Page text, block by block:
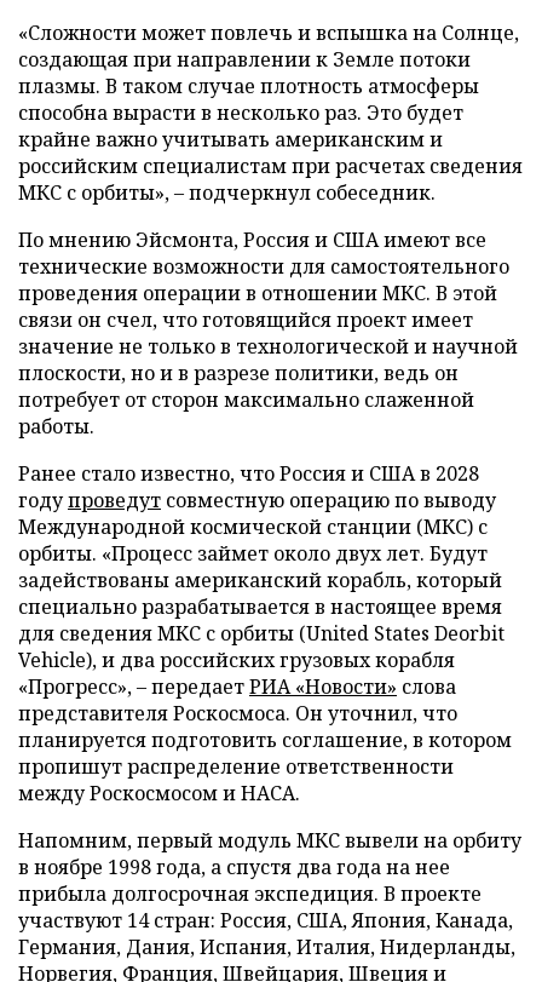
«Сложности может повлечь и вспышка на Солнце,
создающая при направлении к Земле потоки
плазмы. В таком случае плотность атмосферы
способна вырасти в несколько раз. Это будет
крайне важно учитывать американским и
российским специалистам при расчетах сведения
МКС с орбиты», – подчеркнул собеседник.
По мнению Эйсмонта, Россия и США имеют все
технические возможности для самостоятельного
проведения операции в отношении МКС. В этой
связи он счел, что готовящийся проект имеет
значение не только в технологической и научной
плоскости, но и в разрезе политики, ведь он
потребует от сторон максимально слаженной
работы.
Ранее стало известно, что Россия и США в 2028
годупроведут совместную операцию по выводу
Международной космической станции (МКС) с
орбиты. «Процесс займет около двух лет. Будут
задействованы американский корабль, который
специально разрабатывается в настоящее время
для сведения МКС с орбиты (United States Deorbit
Vehicle), и два российских грузовых корабля
«Прогресс», – передаетРИА «Новости» слова
представителя Роскосмоса. Он уточнил, что
планируется подготовить соглашение, в котором
пропишут распределение ответственности
между Роскосмосом и НАСА.
Напомним, первый модуль МКС вывели на орбиту
в ноябре 1998 года, а спустя два года на нее
прибыла долгосрочная экспедиция. В проекте
участвуют 14 стран: Россия, США, Япония, Канада,
Германия, Дания, Испания, Италия, Нидерланды,
Норвегия, Франция, Швейцария, Швеция и